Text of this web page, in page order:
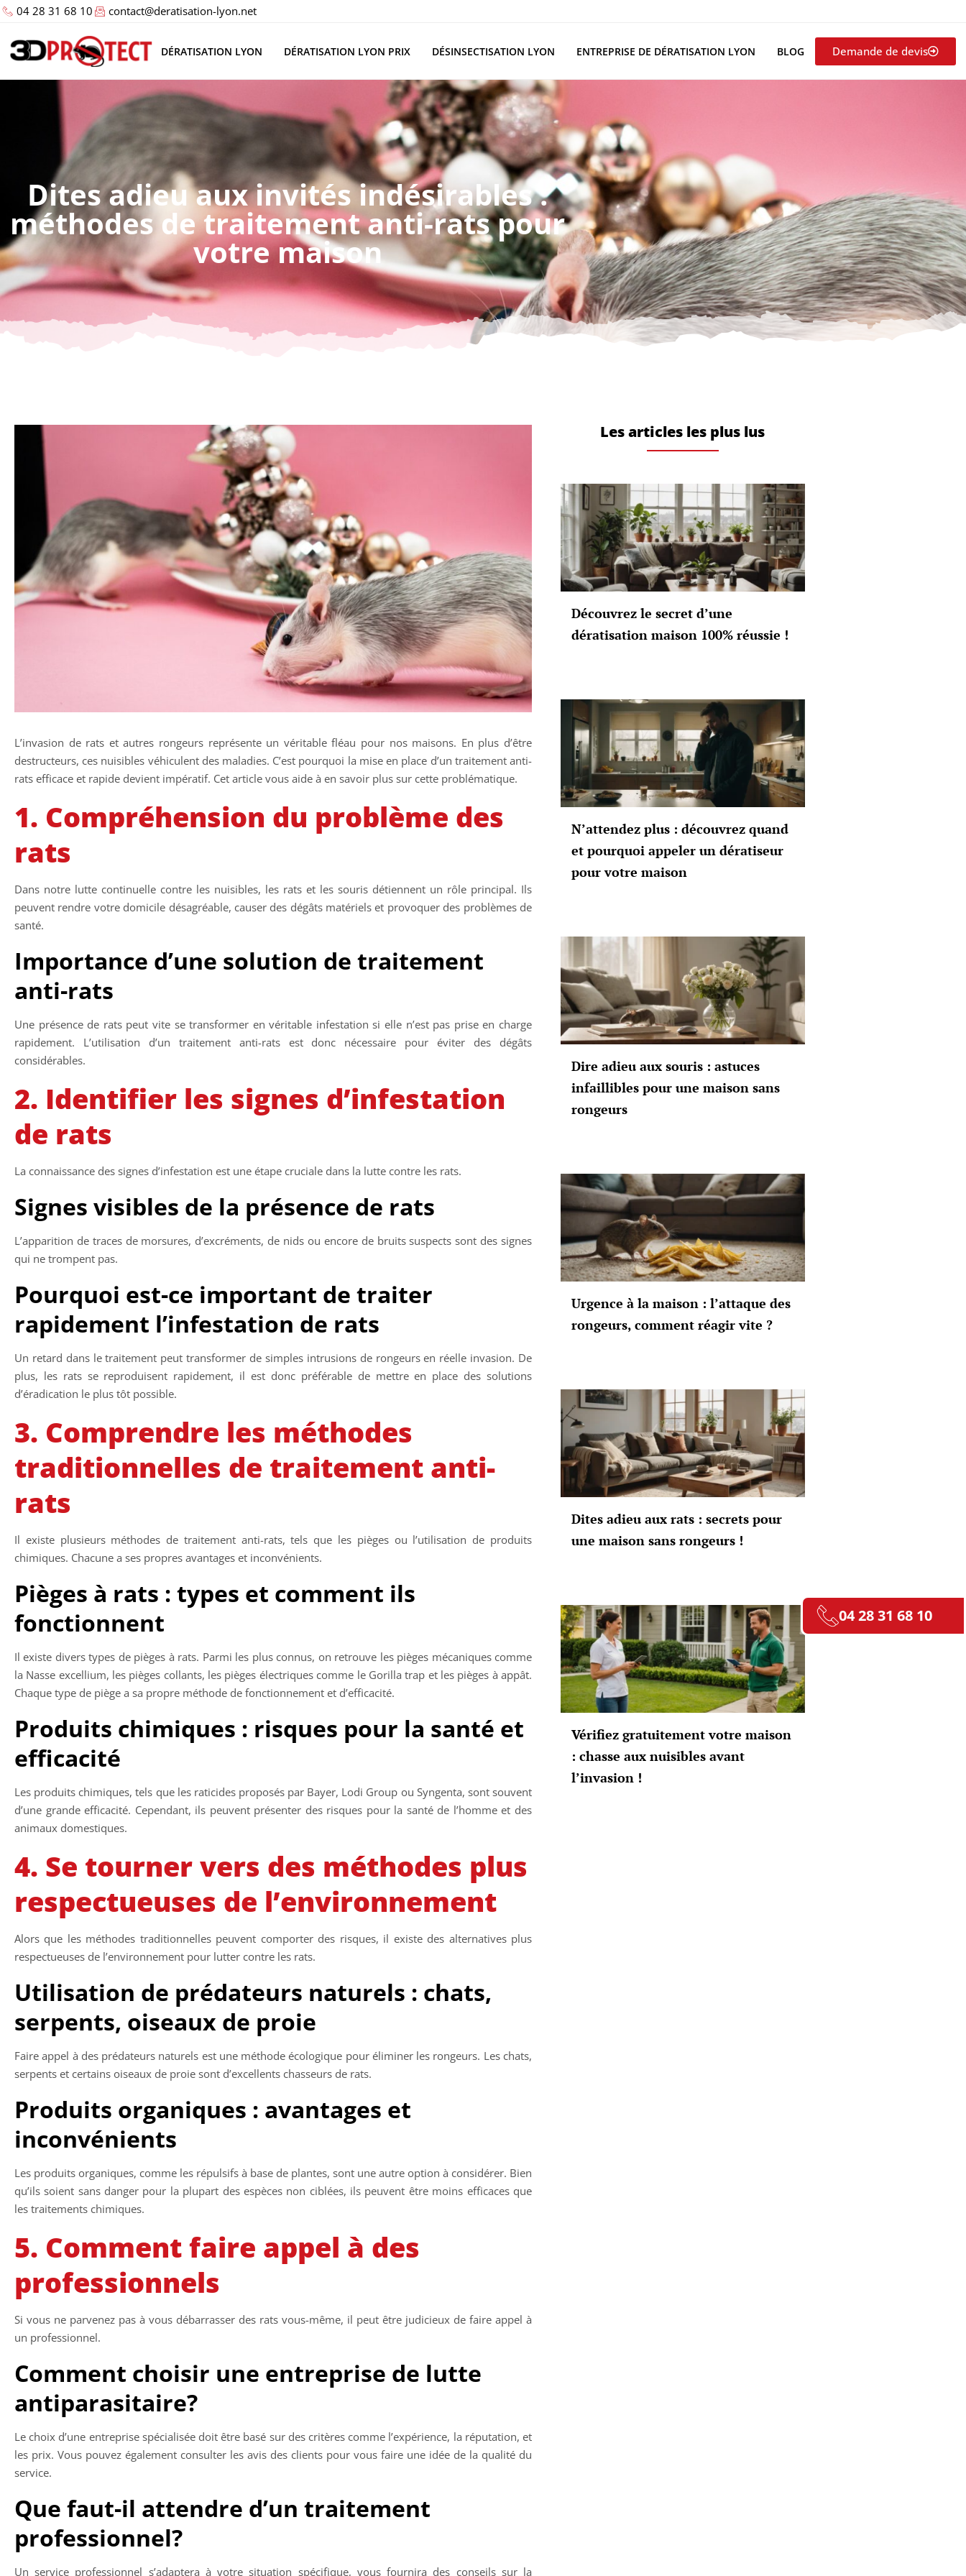
04 28 31 68 10 contact@deratisation-lyon.net
DÉRATISATION LYON DÉRATISATION LYON PRIX DÉSINSECTISATION LYON ENTREPRISE DE DÉRATISATION LYON BLOG Demande de devis
Dites adieu aux invités indésirables :
méthodes de traitement anti-rats pour
votre maison
L’invasion de rats et autres rongeurs représente un véritable fléau pour nos maisons. En plus d’être
destructeurs, ces nuisibles véhiculent des maladies. C’est pourquoi la mise en place d’un traitement anti-
rats efficace et rapide devient impératif. Cet article vous aide à en savoir plus sur cette problématique.
1. Compréhension du problème des
rats
Dans notre lutte continuelle contre les nuisibles, les rats et les souris détiennent un rôle principal. Ils
peuvent rendre votre domicile désagréable, causer des dégâts matériels et provoquer des problèmes de
santé.
Importance d’une solution de traitement
anti-rats
Une présence de rats peut vite se transformer en véritable infestation si elle n’est pas prise en charge
rapidement. L’utilisation d’un traitement anti-rats est donc nécessaire pour éviter des dégâts
considérables.
2. Identifier les signes d’infestation
de rats
La connaissance des signes d’infestation est une étape cruciale dans la lutte contre les rats.
Signes visibles de la présence de rats
L’apparition de traces de morsures, d’excréments, de nids ou encore de bruits suspects sont des signes
qui ne trompent pas.
Pourquoi est-ce important de traiter
rapidement l’infestation de rats
Un retard dans le traitement peut transformer de simples intrusions de rongeurs en réelle invasion. De
plus, les rats se reproduisent rapidement, il est donc préférable de mettre en place des solutions
d’éradication le plus tôt possible.
3. Comprendre les méthodes
traditionnelles de traitement anti-
rats
Il existe plusieurs méthodes de traitement anti-rats, tels que les pièges ou l’utilisation de produits
chimiques. Chacune a ses propres avantages et inconvénients.
Pièges à rats : types et comment ils
fonctionnent
Il existe divers types de pièges à rats. Parmi les plus connus, on retrouve les pièges mécaniques comme
la Nasse excellium, les pièges collants, les pièges électriques comme le Gorilla trap et les pièges à appât.
Chaque type de piège a sa propre méthode de fonctionnement et d’efficacité.
Produits chimiques : risques pour la santé et
efficacité
Les produits chimiques, tels que les raticides proposés par Bayer, Lodi Group ou Syngenta, sont souvent
d’une grande efficacité. Cependant, ils peuvent présenter des risques pour la santé de l’homme et des
animaux domestiques.
4. Se tourner vers des méthodes plus
respectueuses de l’environnement
Alors que les méthodes traditionnelles peuvent comporter des risques, il existe des alternatives plus
respectueuses de l’environnement pour lutter contre les rats.
Utilisation de prédateurs naturels : chats,
serpents, oiseaux de proie
Faire appel à des prédateurs naturels est une méthode écologique pour éliminer les rongeurs. Les chats,
serpents et certains oiseaux de proie sont d’excellents chasseurs de rats.
Produits organiques : avantages et
inconvénients
Les produits organiques, comme les répulsifs à base de plantes, sont une autre option à considérer. Bien
qu’ils soient sans danger pour la plupart des espèces non ciblées, ils peuvent être moins efficaces que
les traitements chimiques.
5. Comment faire appel à des
professionnels
Si vous ne parvenez pas à vous débarrasser des rats vous-même, il peut être judicieux de faire appel à
un professionnel.
Comment choisir une entreprise de lutte
antiparasitaire?
Le choix d’une entreprise spécialisée doit être basé sur des critères comme l’expérience, la réputation, et
les prix. Vous pouvez également consulter les avis des clients pour vous faire une idée de la qualité du
service.
Que faut-il attendre d’un traitement
professionnel?
Un service professionnel s’adaptera à votre situation spécifique, vous fournira des conseils sur la
Les articles les plus lus
Découvrez le secret d’une
dératisation maison 100% réussie !
N’attendez plus : découvrez quand
et pourquoi appeler un dératiseur
pour votre maison
Dire adieu aux souris : astuces
infaillibles pour une maison sans
rongeurs
Urgence à la maison : l’attaque des
rongeurs, comment réagir vite ?
Dites adieu aux rats : secrets pour
une maison sans rongeurs !
Vérifiez gratuitement votre maison
: chasse aux nuisibles avant
l’invasion !
04 28 31 68 10